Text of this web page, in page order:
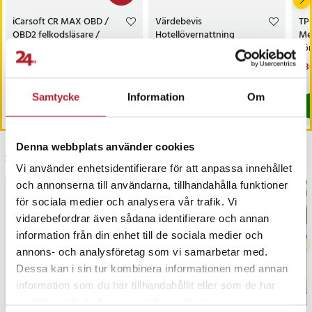
Samtycke Information Om
Denna webbplats använder cookies
Vi använder enhetsidentifierare för att anpassa innehållet
och annonserna till användarna, tillhandahålla funktioner
för sociala medier och analysera vår trafik. Vi
vidarebefordrar även sådana identifierare och annan
information från din enhet till de sociala medier och
annons- och analysföretag som vi samarbetar med.
Dessa kan i sin tur kombinera informationen med annan
information som du har tillhandahållit eller som de har
iCarsoft CR MAX OBD /
OBD2 felkodsläsare /
bildiagnosverktyg /
diagnosverktyg för bil
Nuvarande pris
3 698 kr
Köp
Värdebevis
Hotellövernattning
Senast besökta